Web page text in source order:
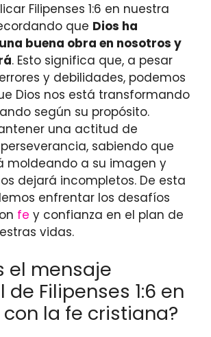
Filipenses 1:6 en nuestra
que Dios ha
buena obra en nosotros y
. Esto significa que, a pesar
y debilidades, podemos
Dios nos está transformando
según su propósito.
una actitud de
sabiendo que
moldeando a su imagen y
dejará incompletos. De esta
enfrentar los desafíos
fe y confianza en el plan de
vidas.
el mensaje
Filipenses 1:6 en
la fe cristiana?